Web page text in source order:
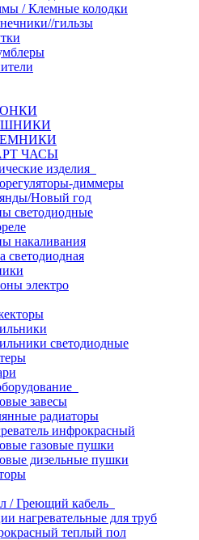
/ Клемные колодки
гильзы
ЧАСЫ
изделия
диммеры
Новый год
светодиодные
накаливания
светодиодная
электро
светодиодные
завесы
радиаторы
инфрокрасный
газовые пушки
дизельные пушки
/ Греющий кабель
нагревательные для труб
теплый пол